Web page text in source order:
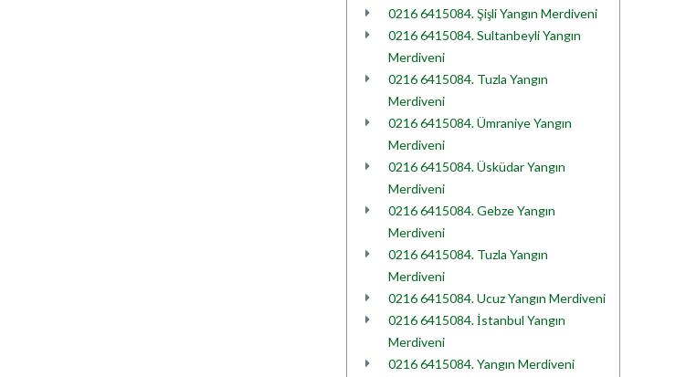
0216 6415084. Şişli Yangın Merdiveni
0216 6415084. Sultanbeyli Yangın
Merdiveni
0216 6415084. Tuzla Yangın
Merdiveni
0216 6415084. Ümraniye Yangın
Merdiveni
0216 6415084. Üsküdar Yangın
Merdiveni
0216 6415084. Gebze Yangın
Merdiveni
0216 6415084. Tuzla Yangın
Merdiveni
0216 6415084. Ucuz Yangın Merdiveni
0216 6415084. İstanbul Yangın
Merdiveni
0216 6415084. Yangın Merdiveni